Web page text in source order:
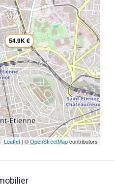
54.9K €
Leaflet | ©OpenStreetMapcontributors